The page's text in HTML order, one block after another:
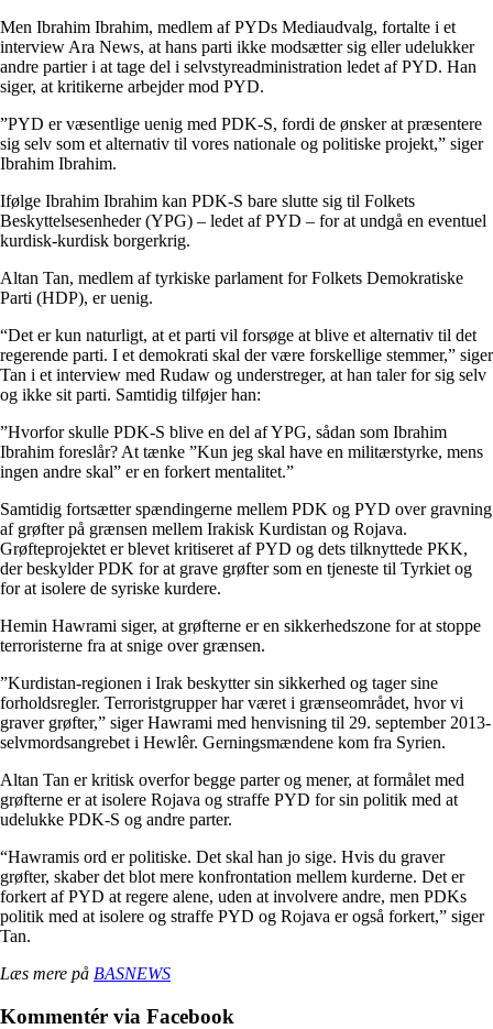
Men Ibrahim Ibrahim, medlem af PYDs Mediaudvalg, fortalte i et
interview Ara News, at hans parti ikke modsætter sig eller udelukker
andre partier i at tage del i selvstyreadministration ledet af PYD. Han
siger, at kritikerne arbejder mod PYD.
”PYD er væsentlige uenig med PDK-S, fordi de ønsker at præsentere
sig selv som et alternativ til vores nationale og politiske projekt,” siger
Ibrahim Ibrahim.
Ifølge Ibrahim Ibrahim kan PDK-S bare slutte sig til Folkets
Beskyttelsesenheder (YPG) – ledet af PYD – for at undgå en eventuel
kurdisk-kurdisk borgerkrig.
Altan Tan, medlem af tyrkiske parlament for Folkets Demokratiske
Parti (HDP), er uenig.
“Det er kun naturligt, at et parti vil forsøge at blive et alternativ til det
regerende parti. I et demokrati skal der være forskellige stemmer,” siger
Tan i et interview med Rudaw og understreger, at han taler for sig selv
og ikke sit parti. Samtidig tilføjer han:
”Hvorfor skulle PDK-S blive en del af YPG, sådan som Ibrahim
Ibrahim foreslår? At tænke ”Kun jeg skal have en militærstyrke, mens
ingen andre skal” er en forkert mentalitet.”
Samtidig fortsætter spændingerne mellem PDK og PYD over gravning
af grøfter på grænsen mellem Irakisk Kurdistan og Rojava.
Grøfteprojektet er blevet kritiseret af PYD og dets tilknyttede PKK,
der beskylder PDK for at grave grøfter som en tjeneste til Tyrkiet og
for at isolere de syriske kurdere.
Hemin Hawrami siger, at grøfterne er en sikkerhedszone for at stoppe
terroristerne fra at snige over grænsen.
”Kurdistan-regionen i Irak beskytter sin sikkerhed og tager sine
forholdsregler. Terroristgrupper har været i grænseområdet, hvor vi
graver grøfter,” siger Hawrami med henvisning til 29. september 2013-
selvmordsangrebet i Hewlêr. Gerningsmændene kom fra Syrien.
Altan Tan er kritisk overfor begge parter og mener, at formålet med
grøfterne er at isolere Rojava og straffe PYD for sin politik med at
udelukke PDK-S og andre parter.
“Hawramis ord er politiske. Det skal han jo sige. Hvis du graver
grøfter, skaber det blot mere konfrontation mellem kurderne. Det er
forkert af PYD at regere alene, uden at involvere andre, men PDKs
politik med at isolere og straffe PYD og Rojava er også forkert,” siger
Tan.
Læs mere på BASNEWS
Kommentér via Facebook